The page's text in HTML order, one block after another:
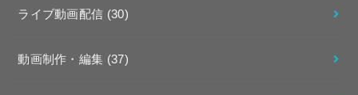
ライブ動画配信 (30)
動画制作・編集 (37)